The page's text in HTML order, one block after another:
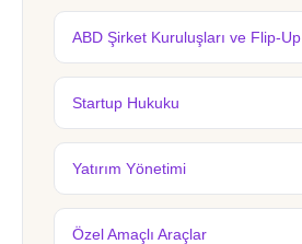
ABD Şirket Kuruluşları ve Flip-Up
Startup Hukuku
Yatırım Yönetimi
Özel Amaçlı Araçlar